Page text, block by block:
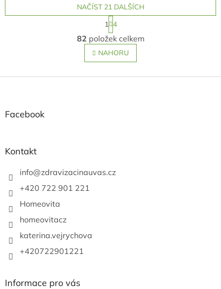
medicíny s konkrétním
využitím vitálních hub a
O
v
l
á
a
p
NAČÍST 21 DALŠÍCH
S
t
r
á
n
k
v
1 4
82 položek celkem
NAHORU
Facebook
Kontakt
info@zdravizacinauvas.cz
+420 722 901 221
Homeovita
homeovitacz
katerina.vejrychova
+420722901221
Informace pro vás